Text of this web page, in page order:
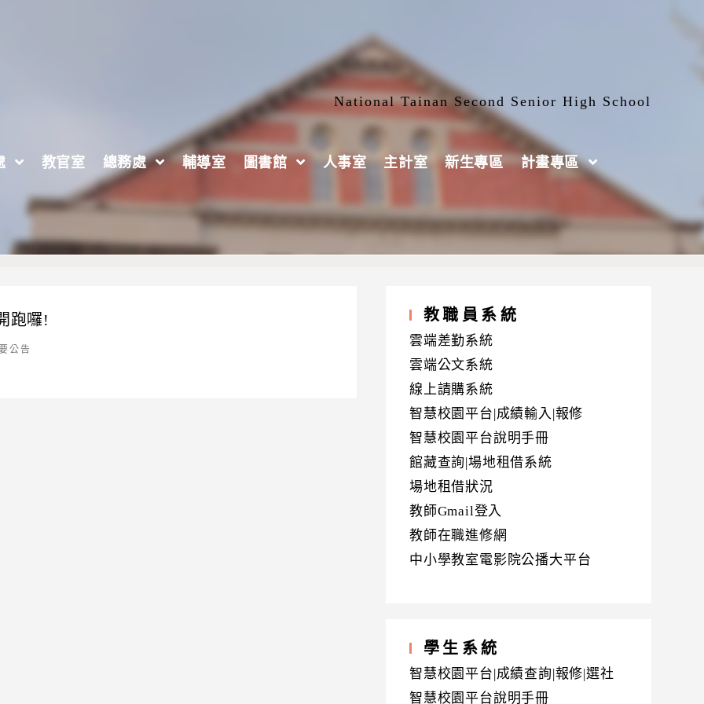
National Tainan Second Senior High School
教官室 總務處 輔導室 圖書館 人事室 主計室 新生專區 計畫專區
跑囉!
公告
教職員系統
雲端差勤系統
雲端公文系統
線上請購系統
智慧校園平台|成績輸入|報修
智慧校園平台說明手冊
館藏查詢|場地租借系統
場地租借狀況
教師Gmail登入
教師在職進修網
中小學教室電影院公播大平台
學生系統
智慧校園平台|成績查詢|報修|選社
智慧校園平台說明手冊